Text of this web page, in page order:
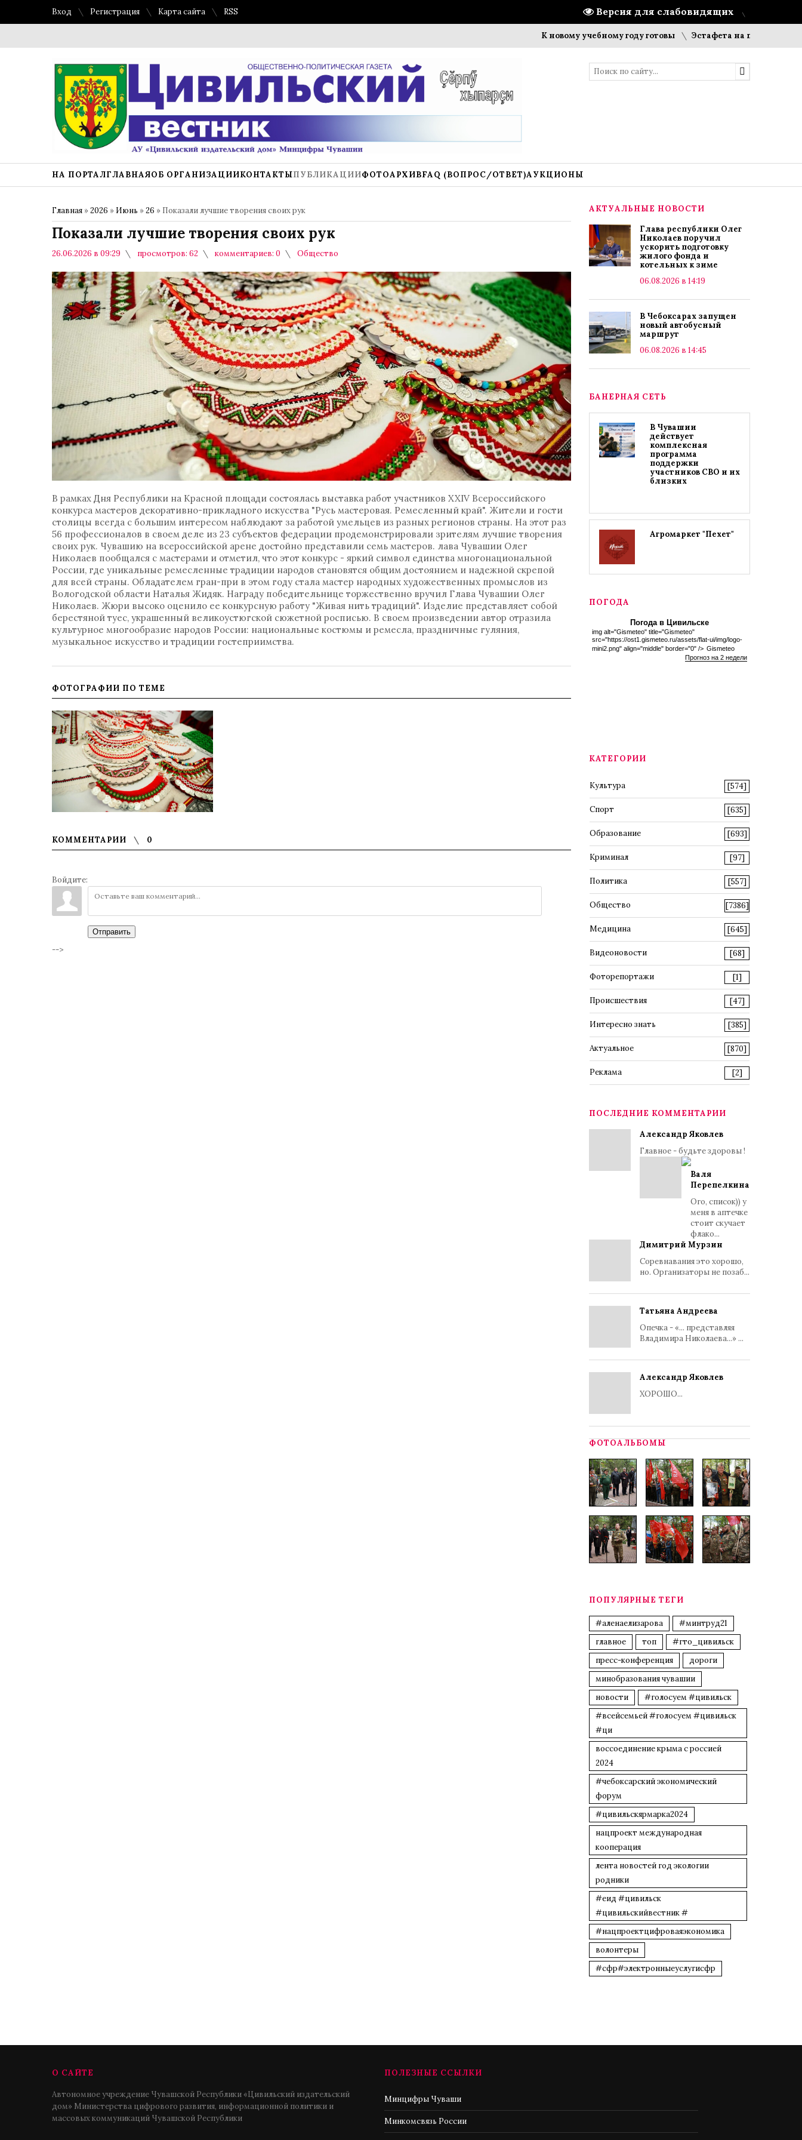
Версия для слабовидящих
Вход Регистрация Карта сайта RSS
К новому учебному году готовы Эстафета на призы газеты
НА ПОРТАЛГЛАВНАЯОБ ОРГАНИЗАЦИИКОНТАКТЫПУБЛИКАЦИИФОТОАРХИВFAQ (ВОПРОС/ОТВЕТ)АУКЦИОНЫ
Главная »2026 » Июнь »26 » Показали лучшие творения своих рук
Показали лучшие творения своих рук
26.06.2026 в 09:29 просмотров: 62 комментариев: 0 Общество
В рамках Дня Республики на Красной площади состоялась выставка работ участников XXIV Всероссийского
конкурса мастеров декоративно-прикладного искусства "Русь мастеровая. Ремесленный край". Жители и гости
столицы всегда с большим интересом наблюдают за работой умельцев из разных регионов страны. На этот раз
56 профессионалов в своем деле из 23 субъектов федерации продемонстрировали зрителям лучшие творения
своих рук. Чувашию на всероссийской арене достойно представили семь мастеров. лава Чувашии Олег
Николаев пообщался с мастерами и отметил, что этот конкурс - яркий символ единства многонациональной
России, где уникальные ремесленные традиции народов становятся общим достоянием и надежной скрепой
для всей страны. Обладателем гран-при в этом году стала мастер народных художественных промыслов из
Вологодской области Наталья Жидяк. Награду победительнице торжественно вручил Глава Чувашии Олег
Николаев. Жюри высоко оценило ее конкурсную работу "Живая нить традиций". Изделие представляет собой
берестяной туес, украшенный великоустюгской сюжетной росписью. В своем произведении автор отразила
культурное многообразие народов России: национальные костюмы и ремесла, праздничные гуляния,
музыкальное искусство и традиции гостеприимства.
ФОТОГРАФИИ ПО ТЕМЕ
КОММЕНТАРИИ 0
Войдите:
Отправить
-->
АКТУАЛЬНЫЕ НОВОСТИ
Глава республики Олег
Николаев поручил
ускорить подготовку
жилого фонда и
котельных к зиме
06.08.2026 в 14:19
В Чебоксарах запущен
новый автобусный
маршрут
06.08.2026 в 14:45
БАНЕРНАЯ СЕТЬ
В Чувашии
действует
комплексная
программа
поддержки
участников СВО и их
близких
Агромаркет "Пехет"
ПОГОДА
Погода в Цивильске
img alt="Gismeteo" title="Gismeteo"
src="https://ost1.gismeteo.ru/assets/flat-ui/img/logo-
mini2.png" align="middle" border="0" /> Gismeteo
Прогноз на 2 недели
КАТЕГОРИИ
Культура [574]
Спорт [635]
Образование [693]
Криминал [97]
Политика [557]
Общество [7386]
Медицина [645]
Видеоновости [68]
Фоторепортажи [1]
Происшествия [47]
Интересно знать [385]
Актуальное [870]
Реклама [2]
ПОСЛЕДНИЕ КОММЕНТАРИИ
Александр Яковлев
Главное - будьте здоровы !
Валя
Перепелкина
Ого, список)) у
меня в аптечке
стоит скучает
флако...
Димитрий Мурзин
Соревнавания это хорошо,
но. Организаторы не позаб...
Татьяна Андреева
Опечка - «... представляя
Владимира Николаева...» ...
Александр Яковлев
ХОРОШО...
ФОТОАЛЬБОМЫ
ПОПУЛЯРНЫЕ ТЕГИ
#аленаелизарова
#минтруд21
главное
топ
#гто_цивильск
пресс-конференция
дороги
минобразования чувашии
новости
#голосуем #цивильск
#всейсемьей #голосуем #цивильск
#ци
воссоединение крыма с россией
2024
#чебоксарский экономический
форум
#цивильскярмарка2024
нацпроект международная
кооперация
лента новостей год экологии
родники
#еид #цивильск
#цивильскийвестник #
#нацпроектцифроваяэкономика
волонтеры
#сфр#электронныеуслугисфр
О САЙТЕ
Автономное учреждение Чувашской Республики «Цивильский издательский
дом» Министерства цифрового развития, информационной политики и
массовых коммуникаций Чувашской Республики
ПОЛЕЗНЫЕ ССЫЛКИ
Минцифры Чуваши
Минкомсвязь России